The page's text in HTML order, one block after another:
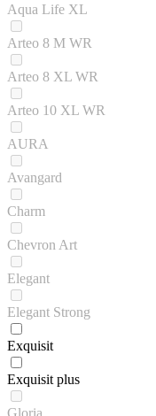
Aqua Life XL
Arteo 8 M WR
Arteo 8 XL WR
Arteo 10 XL WR
AURA
Avangard
Charm
Chevron Art
Elegant
Elegant Strong
Exquisit
Exquisit plus
Gloria